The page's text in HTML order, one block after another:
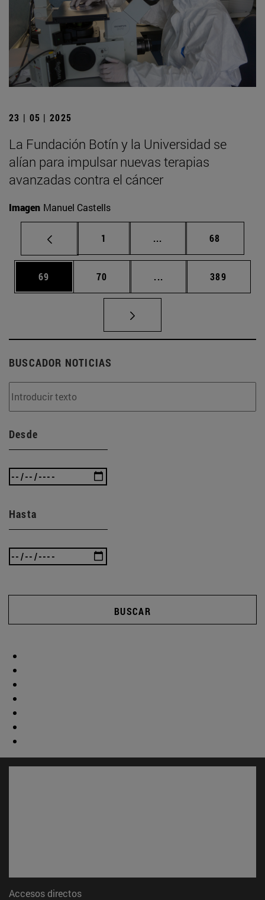
23 | 05 | 2025
La Fundación Botín y la Universidad se
alían para impulsar nuevas terapias
avanzadas contra el cáncer
Imagen Manuel Castells
Página
1 ... Páginas intermedias
Página
68
Página
69 Página
70 ... Páginas intermedias
Página
389
BUSCADOR NOTICIAS
Desde
Hasta
BUSCAR
Accesos directos